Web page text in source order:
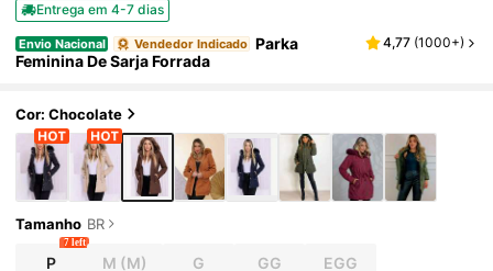
Entrega em 4-7 dias
Envio Nacional Vendedor Indicado Parka
Feminina De Sarja Forrada
4,77 (1000+)
Cor: Chocolate
Tamanho BR
P
7 left
M (M) G GG EGG